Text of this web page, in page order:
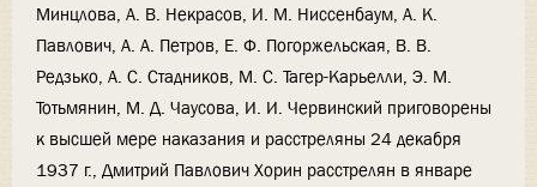
Минцлова, А. В. Некрасов, И. М. Ниссенбаум, А. К.
Павлович, А. А. Петров, Е. Ф. Погоржельская, В. В.
Редзько, А. С. Стадников, М. С. Тагер-Карьелли, Э. М.
Тотьмянин, М. Д. Чаусова, И. И. Червинский приговорены
к высшей мере наказания и расстреляны 24 декабря
1937 г., Дмитрий Павлович Хорин расстрелян в январе